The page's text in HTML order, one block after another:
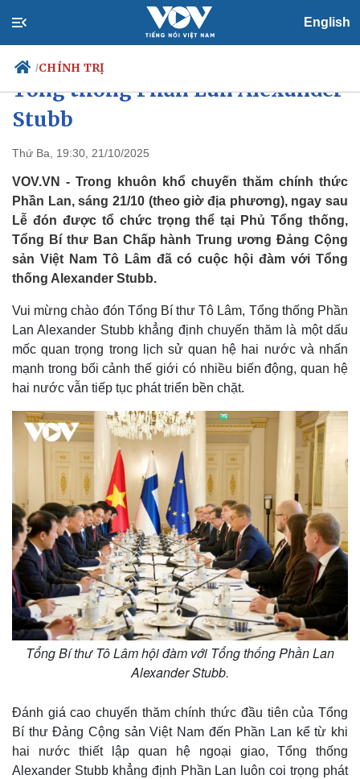
English
/CHÍNH TRỊ
Chính trị
Tổ chức nhân sự
Quốc hội
Nhận diện sự thật
Tin 24h
Dự báo thời tiết
Giáo dục
Dấu ấn VOV
Việc làm
Biển đảo
Tổng Bí thư Tô Lâm hội đàm với
Tổng thống Phần Lan Alexander
Stubb
Thứ Ba, 19:30, 21/10/2025
VOV.VN - Trong khuôn khổ chuyến thăm chính thức
Phần Lan, sáng 21/10 (theo giờ địa phương), ngay sau
Lễ đón được tổ chức trọng thể tại Phủ Tổng thống,
Tổng Bí thư Ban Chấp hành Trung ương Đảng Cộng
sản Việt Nam Tô Lâm đã có cuộc hội đàm với Tổng
thống Alexander Stubb.
Vui mừng chào đón Tổng Bí thư Tô Lâm, Tổng thống Phần
Lan Alexander Stubb khẳng định chuyến thăm là một dấu
mốc quan trọng trong lịch sử quan hệ hai nước và nhấn
mạnh trong bối cảnh thế giới có nhiều biến động, quan hệ
hai nước vẫn tiếp tục phát triển bền chặt.
Tổng Bí thư Tô Lâm hội đàm với Tổng thống Phần Lan
Alexander Stubb.
Đánh giá cao chuyến thăm chính thức đầu tiên của Tổng
Bí thư Đảng Cộng sản Việt Nam đến Phần Lan kể từ khi
hai nước thiết lập quan hệ ngoại giao, Tổng thống
Alexander Stubb khẳng định Phần Lan luôn coi trọng phát